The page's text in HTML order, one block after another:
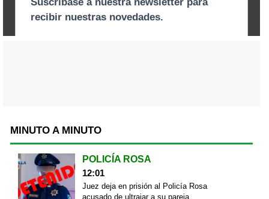
MINUTO A MINUTO
POLICÍA ROSA
12:01
Juez deja en prisión al Policía Rosa
acusado de ultrajar a su pareja